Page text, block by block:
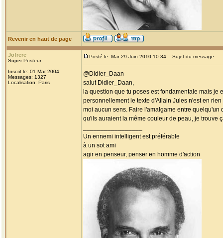
Revenir en haut de page
Jofrere
Super Posteur
Inscrit le: 01 Mar 2004
Messages: 1327
Localisation: Paris
Posté le: Mar 29 Juin 2010 10:34 Sujet du message:
@Didier_Daan
salut Didier_Daan,
la question que tu poses est fondamentale mais
personnellement le texte d'Allain Jules n'est en
moi aucun sens. Faire l'amalgame entre
qu'ils auraient la même couleur de peau, je trouve
Un ennemi intelligent est préférable
à un sot ami
agir en penseur, penser en homme d'action